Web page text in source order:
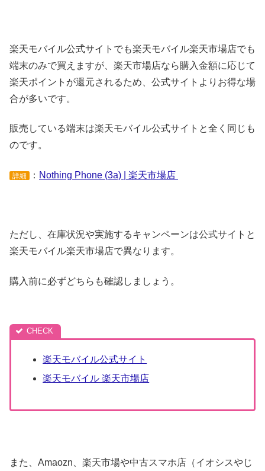
楽天モバイル公式サイトでも楽天モバイル楽天市場店でも
端末のみで買えますが、楽天市場店なら購入金額に応じて
楽天ポイントが還元されるため、公式サイトよりお得な場
合が多いです。
販売している端末は楽天モバイル公式サイトと全く同じも
のです。
詳細 ： Nothing Phone (3a) | 楽天市場店
ただし、在庫状況や実施するキャンペーンは公式サイトと
楽天モバイル楽天市場店で異なります。
購入前に必ずどちらも確認しましょう。
楽天モバイル公式サイト
楽天モバイル 楽天市場店
また、Amaozn、楽天市場や中古スマホ店（イオシスやじ